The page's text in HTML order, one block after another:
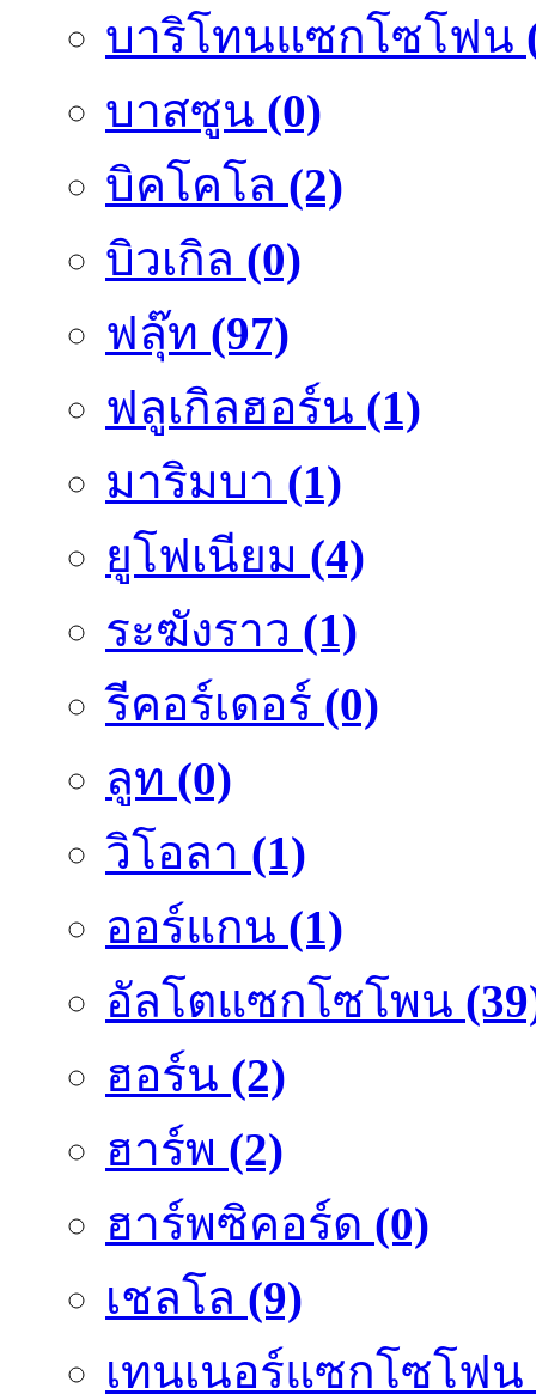
บาริโทนแซกโซโฟน
บาสซูน (0)
บิคโคโล (2)
บิวเกิล (0)
ฟลุ๊ท (97)
ฟลูเกิลฮอร์น (1)
มาริมบา (1)
ยูโฟเนียม (4)
ระฆังราว (1)
รีคอร์เดอร์ (0)
ลูท (0)
วิโอลา (1)
ออร์แกน (1)
อัลโตแซกโซโพน
ฮอร์น (2)
ฮาร์พ (2)
ฮาร์พซิคอร์ด (0)
เชลโล (9)
เทนเนอร์แซกโซโฟน